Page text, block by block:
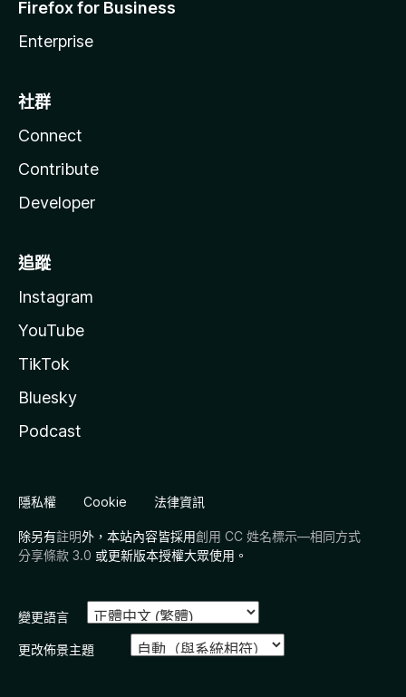
Firefox for Business
Enterprise
社群
Connect
Contribute
Developer
追蹤
Instagram
YouTube
TikTok
Bluesky
Podcast
隱私權 Cookie 法律資訊
除另有註明外，本站內容皆採用創用 CC 姓名標示—相同方式
分享條款 3.0 或更新版本授權大眾使用。
變更語言
更改佈景主題